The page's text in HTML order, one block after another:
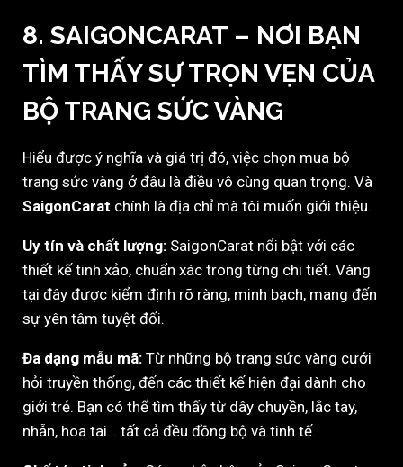
8. SAIGONCARAT – NƠI BẠN
TÌM THẤY SỰ TRỌN VẸN CỦA
BỘ TRANG SỨC VÀNG
Hiểu được ý nghĩa và giá trị đó, việc chọn mua bộ
trang sức vàng ở đâu là điều vô cùng quan trọng. Và
SaigonCarat chính là địa chỉ mà tôi muốn giới thiệu.
Uy tín và chất lượng: SaigonCarat nổi bật với các
thiết kế tinh xảo, chuẩn xác trong từng chi tiết. Vàng
tại đây được kiểm định rõ ràng, minh bạch, mang đến
sự yên tâm tuyệt đối.
Đa dạng mẫu mã: Từ những bộ trang sức vàng cưới
hỏi truyền thống, đến các thiết kế hiện đại dành cho
giới trẻ. Bạn có thể tìm thấy từ dây chuyền, lắc tay,
nhẫn, hoa tai… tất cả đều đồng bộ và tinh tế.